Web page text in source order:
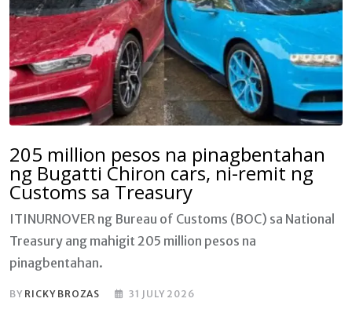
205 million pesos na pinagbentahan
ng Bugatti Chiron cars, ni-remit ng
Customs sa Treasury
ITINURNOVER ng Bureau of Customs (BOC) sa National
Treasury ang mahigit 205 million pesos na
pinagbentahan.
BY RICKY BROZAS 31 JULY 2026